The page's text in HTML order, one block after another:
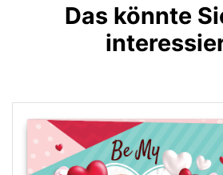
Das könnte